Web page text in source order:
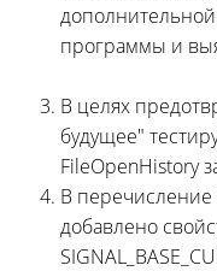
программы и
В целях
будущее"
FileOpenHistory
В перечисление
добавлено